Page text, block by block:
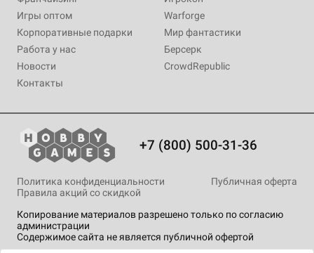
Игры оптом
Корпоративные подарки
Работа у нас
Новости
Контакты
Warforge
Мир фантастики
Берсерк
CrowdRepublic
+7 (800) 500-31-36
Копирование материалов разрешено только по согласию
администрации
Содержимое сайта не является публичной офертой
Политика конфиденциальности
Публичная оферта
Правила акций со скидкой